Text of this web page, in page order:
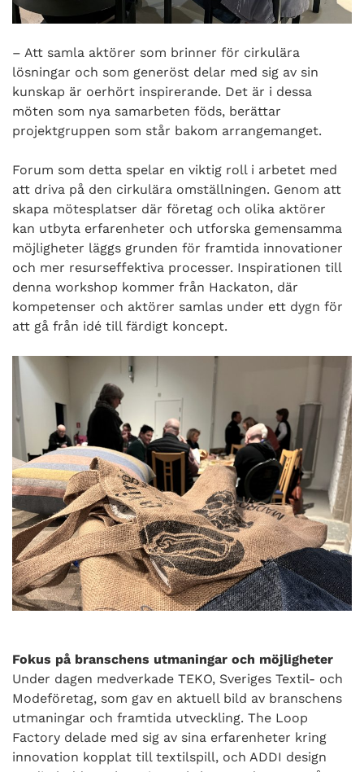
– Att samla aktörer som brinner för cirkulära
lösningar och som generöst delar med sig av sin
kunskap är oerhört inspirerande. Det är i dessa
möten som nya samarbeten föds, berättar
projektgruppen som står bakom arrangemanget.
Forum som detta spelar en viktig roll i arbetet med
att driva på den cirkulära omställningen. Genom att
skapa mötesplatser där företag och olika aktörer
kan utbyta erfarenheter och utforska gemensamma
möjligheter läggs grunden för framtida innovationer
och mer resurseffektiva processer. Inspirationen till
denna workshop kommer från Hackaton, där
kompetenser och aktörer samlas under ett dygn för
att gå från idé till färdigt koncept.
Fokus på branschens utmaningar och möjligheter
Under dagen medverkade TEKO, Sveriges Textil- och
Modeföretag, som gav en aktuell bild av branschens
utmaningar och framtida utveckling. The Loop
Factory delade med sig av sina erfarenheter kring
innovation kopplat till textilspill, och ADDI design